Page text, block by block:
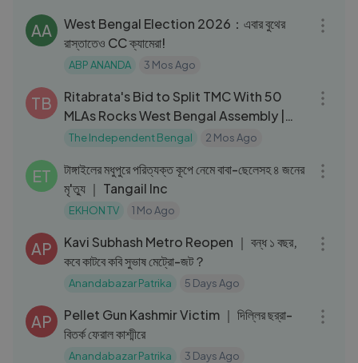
AA
West Bengal Election 2026：এবার বুথের
রাস্তাতেও CC ক্যামেরা!
ABP ANANDA 3 Mos Ago
TB
Ritabrata's Bid to Split TMC With 50
MLAs Rocks West Bengal Assembly |
তৃণমূল ভাঙন ও ঋতব্রত বিতর্ক
The Independent Bengal 2 Mos Ago
ET
টাঙ্গাইলের মধুপুরে পরিত্যক্ত কূপে নেমে বাবা-ছেলেসহ ৪ জনের
মৃ'ত্যু ｜ Tangail Inc
EKHON TV 1 Mo Ago
AP
Kavi Subhash Metro Reopen ｜ বন্ধ ১ বছর,
কবে কাটবে কবি সুভাষ মেট্রো-জট？
Anandabazar Patrika 5 Days Ago
AP
Pellet Gun Kashmir Victim ｜ দিল্লির ছর্‌রা-
বিতর্ক ফেরাল কাশ্মীরে
Anandabazar Patrika 3 Days Ago